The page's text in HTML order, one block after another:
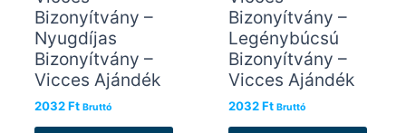
Bizonyítvány –
Nyugdíjas
Bizonyítvány –
Vicces Ajándék
2032Ft Bruttó
Bizonyítvány –
Legénybúcsú
Bizonyítvány –
Vicces Ajándék
2032Ft Bruttó